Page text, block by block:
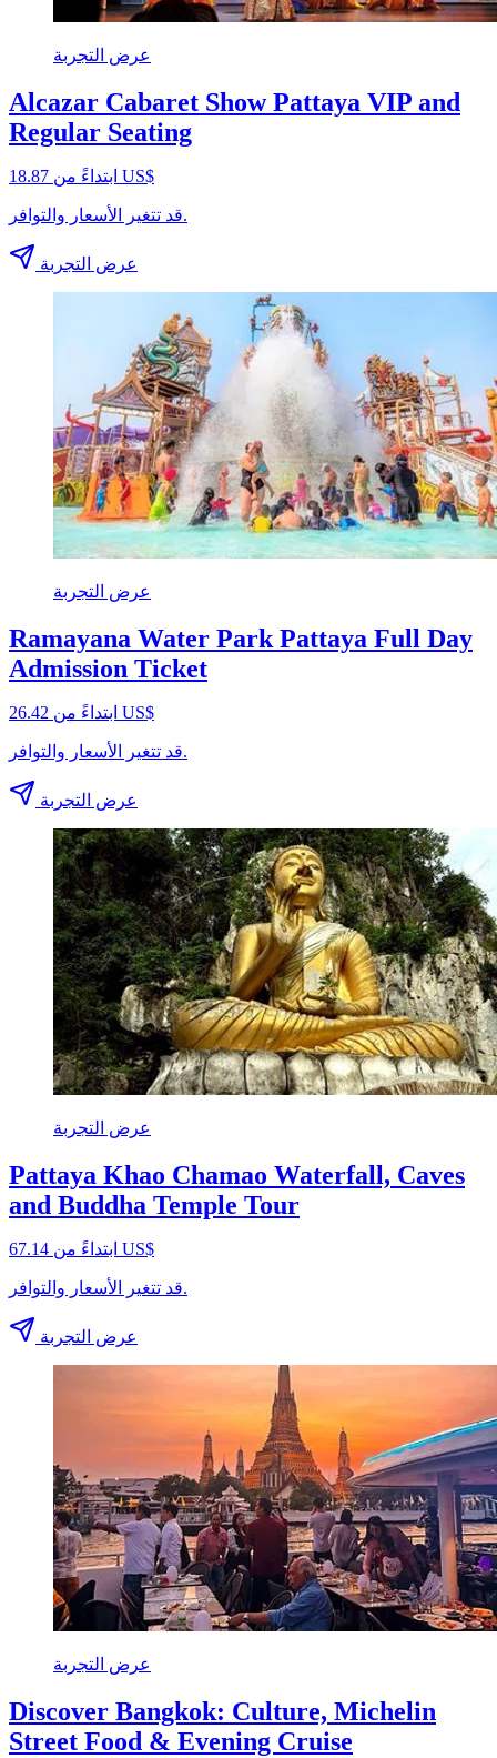
عرض التجربة
Alcazar Cabaret Show Pattaya VIP and
Regular Seating
ابتداءً من ‏18.87 US$
قد تتغير الأسعار والتوافر.
عرض التجربة
عرض التجربة
Ramayana Water Park Pattaya Full Day
Admission Ticket
ابتداءً من ‏26.42 US$
قد تتغير الأسعار والتوافر.
عرض التجربة
عرض التجربة
Pattaya Khao Chamao Waterfall, Caves
and Buddha Temple Tour
ابتداءً من ‏67.14 US$
قد تتغير الأسعار والتوافر.
عرض التجربة
عرض التجربة
Discover Bangkok: Culture, Michelin
Street Food & Evening Cruise